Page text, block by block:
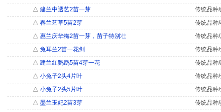
△ 建兰中透艺2苗一芽
传统品种
△ 春兰艺草5苗2芽
传统品种
△ 惠兰庆华梅2苗一芽，苗子特别壮
传统品种
△ 兔耳兰2苗一花剑
传统品种
△ 建兰红鹦鹉5苗4芽一花
传统品种
△ 小兔子2头4片叶
传统品种
△ 小兔子2头5片叶
传统品种
△ 墨兰玉妃2苗3芽
传统品种